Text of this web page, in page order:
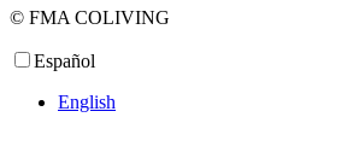
© FMA COLIVING
Español
English